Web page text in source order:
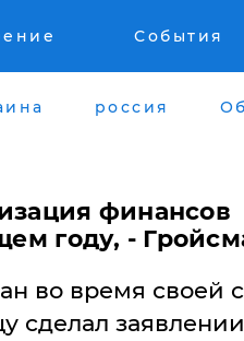
События
россия
финансов
году, -
во время своей
сделал